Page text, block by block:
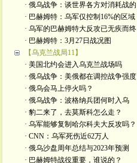
· 俄乌战争：谈世界各方对消耗战的
· 巴赫姆特：乌军仅控制16%的区域
· 乌军的巴赫姆特大反攻已无疾而终
· 巴赫姆特：3月27日战况图
【乌克兰战局11】
· 美国北约会进入乌克兰战场吗
· 俄乌战争：美俄都在调控战争强度
· 俄乌会马上停火吗？
· 俄乌战争：波格纳兵团何时入乌
· 豹二来了，去莫斯科怎么走？
· 乌军能够复制哈尔科夫大反攻吗？
· CNN：乌军死伤近62万人
· 俄乌沙盘周年总结与2023年预测
· 巴赫姆特战役重要，谁说的？